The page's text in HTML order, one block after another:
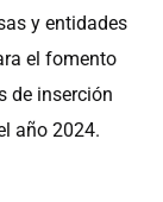
y entidades
el fomento
de inserción
año 2024.